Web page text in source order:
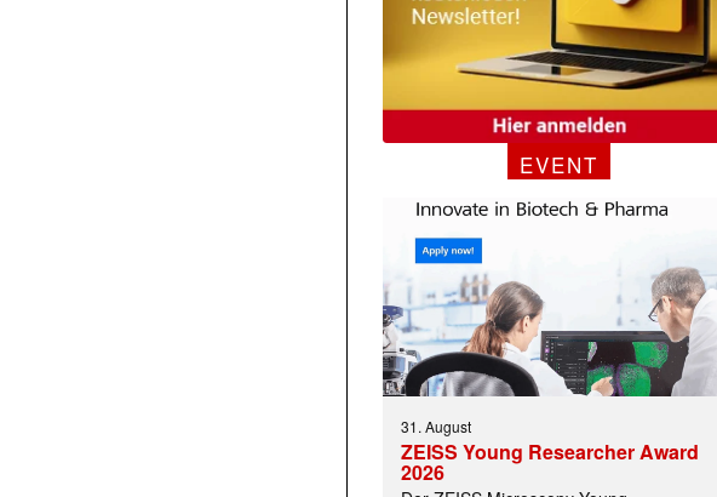
EVENT
31. August
ZEISS Young Researcher Award
2026